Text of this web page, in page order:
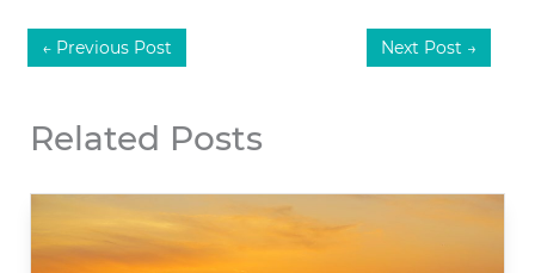
← Previous Post Next Post →
Related Posts